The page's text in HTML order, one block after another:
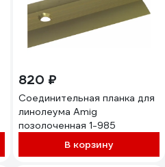
820 ₽
Соединительная планка для
линолеума Amig
позолоченная 1-985
В корзину